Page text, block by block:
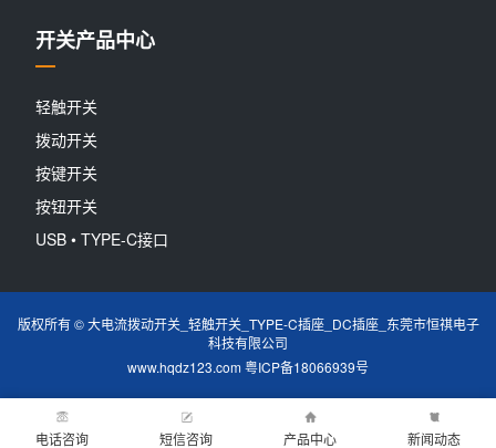
开关产品中心
轻触开关
拨动开关
按键开关
按钮开关
USB • TYPE-C接口
版权所有 © 大电流拨动开关_轻触开关_TYPE-C插座_DC插座_东莞市恒祺电子
科技有限公司
www.hqdz123.com粤ICP备18066939号
电话咨询 短信咨询 产品中心 新闻动态